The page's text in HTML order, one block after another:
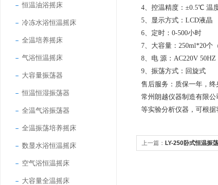
恒温油浴摇床
冷冻水浴恒温摇床
全温培养摇床
气浴恒温摇床
大容量振荡器
恒温恒湿振荡器
全温气浴振荡器
全温振荡培养摇床
数显水浴恒温摇床
空气浴恒温摇床
大容量全温摇床
4、控温精度：±0.5℃ 温
5、显示方式：LCD液晶
6、定时：0-500小时
7、大容量：250ml*20个
8、电 源：AC220V 50HZ
9、振荡方式：回旋式
售后服务：质保一年，终
常州朗越仪器制造有限
等实验分析仪器，可根
上一篇： LY-250卧式恒温振